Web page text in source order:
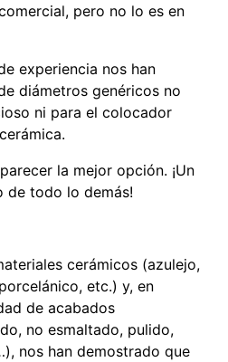
pero no lo es en
experiencia nos han
diámetros genéricos no
ni para el colocador
la mejor opción. ¡Un
de todo lo demás!
cerámicos (azulejo,
etc.) y, en
de acabados
no esmaltado, pulido,
nos han demostrado que